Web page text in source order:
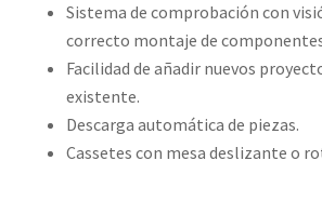
Sistema de comprobación con
correcto montaje de
Facilidad de añadir nuevos
existente.
Descarga automática de piezas.
Cassetes con mesa deslizante o